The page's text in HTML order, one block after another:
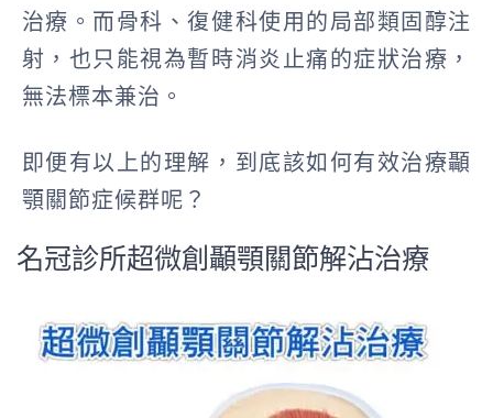
治療。而骨科、復健科使用的局部類固醇注
射，也只能視為暫時消炎止痛的症狀治療，
無法標本兼治。
即便有以上的理解，到底該如何有效治療顳
顎關節症候群呢？
名冠診所超微創顳顎關節解沾治療